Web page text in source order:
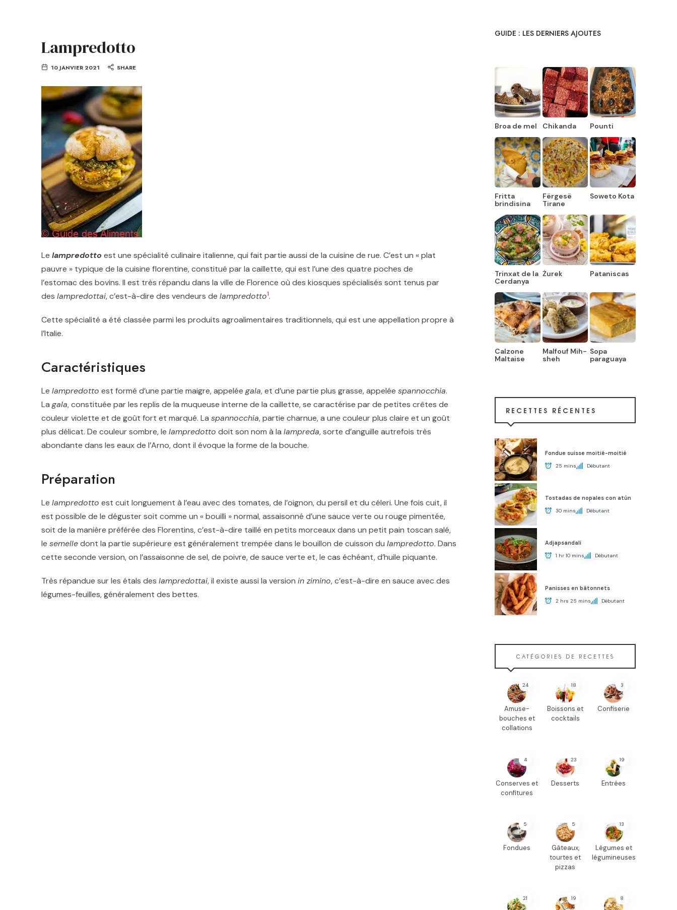
Lampredotto
10 JANVIER 2021 SHARE
Le lampredotto est une spécialité culinaire italienne, qui fait partie aussi de la cuisine de rue. C’est un « plat
pauvre » typique de la cuisine florentine, constitué par la caillette, qui est l’une des quatre poches de
l’estomac des bovins. Il est très répandu dans la ville de Florence où des kiosques spécialisés sont tenus par
des lampredottai, c’est-à-dire des vendeurs de lampredotto1.
Cette spécialité a été classée parmi les produits agroalimentaires traditionnels, qui est une appellation propre à
l’Italie.
Caractéristiques
Le lampredotto est formé d’une partie maigre, appelée gala, et d’une partie plus grasse, appelée spannocchia.
La gala, constituée par les replis de la muqueuse interne de la caillette, se caractérise par de petites crêtes de
couleur violette et de goût fort et marqué. La spannocchia, partie charnue, a une couleur plus claire et un goût
plus délicat. De couleur sombre, le lampredotto doit son nom à la lampreda, sorte d’anguille autrefois très
abondante dans les eaux de l’Arno, dont il évoque la forme de la bouche.
Préparation
Le lampredotto est cuit longuement à l’eau avec des tomates, de l’oignon, du persil et du céleri. Une fois cuit, il
est possible de le déguster soit comme un « bouilli » normal, assaisonné d’une sauce verte ou rouge pimentée,
soit de la manière préférée des Florentins, c’est-à-dire taillé en petits morceaux dans un petit pain toscan salé,
le semelledont la partie supérieure est généralement trempée dans le bouillon de cuisson du lampredotto. Dans
cette seconde version, on l’assaisonne de sel, de poivre, de sauce verte et, le cas échéant, d’huile piquante.
Très répandue sur les étals des lampredottai, il existe aussi la version in zimino, c’est-à-dire en sauce avec des
légumes-feuilles, généralement des bettes.
GUIDE : LES DERNIERS AJOUTES
Broa de mel Chikanda Pounti
Fritta
brindisina
Fërgesë
Tirane
Soweto Kota
Trinxat de la
Cerdanya
Żurek Pataniscas
Calzone
Maltaise
Malfouf Mih-
sheh
Sopa
paraguaya
RECETTES RÉCENTES
Fondue suisse moitié-moitié
25 mins Débutant
Tostadas de nopales con atún
30 mins Débutant
Adjapsandali
1 hr 10 mins Débutant
Panisses en bâtonnets
2 hrs 25 mins Débutant
CATÉGORIES DE RECETTES
24
Amuse-
bouches et
collations
18
Boissons et
cocktails
3
Confiserie
4
Conserves et
confitures
23
Desserts
19
Entrées
5
Fondues
5
Gâteaux,
tourtes et
pizzas
13
Légumes et
légumineuses
21 19 8